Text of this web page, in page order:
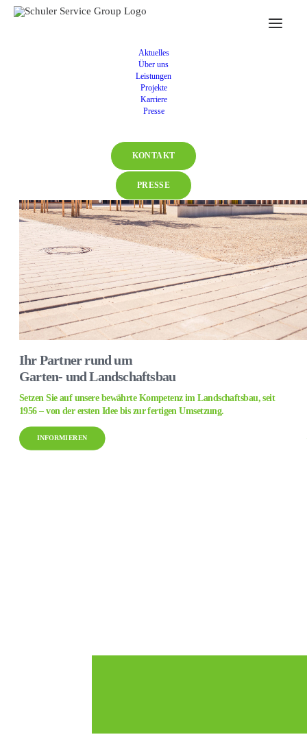
Aktuelles
Über uns
Leistungen
Projekte
Karriere
Presse
KONTAKT
PRESSE
Ihr Partner rund um
Garten- und Landschaftsbau
Setzen Sie auf unsere bewährte Kom­petenz im Landschafts­bau, seit
1956 – von der ersten Idee bis zur fer­tigen Umsetz­ung.
INFORMIEREN